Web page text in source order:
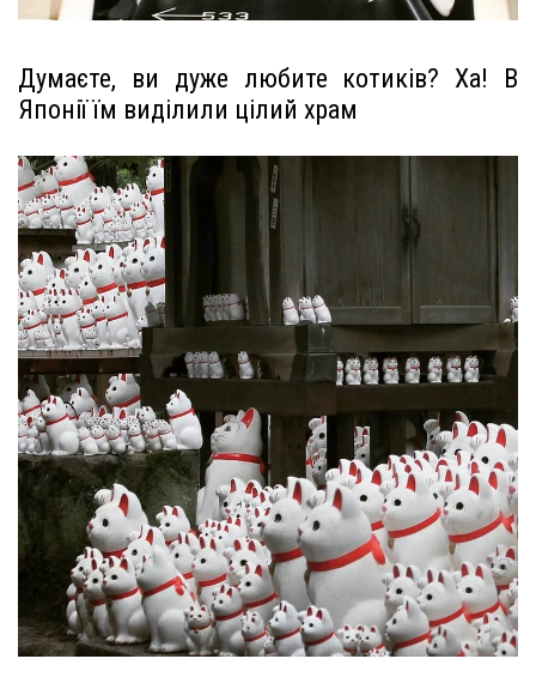
Думаєте, ви дуже любите котиків? Ха! В
Японії їм виділили цілий храм